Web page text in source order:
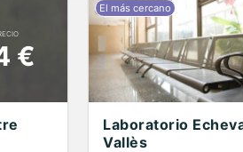
€
Laboratorio
Vallès